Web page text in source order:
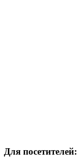
Для посетителей: